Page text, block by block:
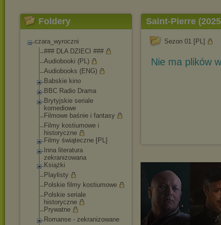
Foldery
czara_wyroczni
### DLA DZIECI ###
Audiobooki (PL)
Audiobooks (ENG)
Babskie kino
BBC Radio Drama
Brytyjskie seriale
komediowe
Filmowe baśnie i fantasy
Filmy kostiumowe i
historyczne
Filmy świąteczne [PL]
Inna literatura
zekranizowana
Książki
Playlisty
Polskie filmy kostiumowe
Polskie seriale
historyczne
Prywatne
Romanse - zekranizowane
Saint-Pierre
Sezon 01 [PL]
Nie ma plików